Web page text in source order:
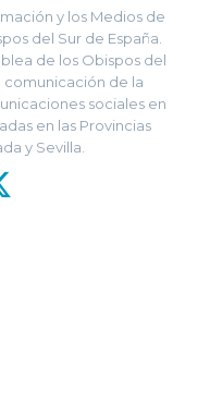
y los Medios de
del Sur de España.
de los Obispos del
comunicación de la
sociales en
en las Provincias
y Sevilla.